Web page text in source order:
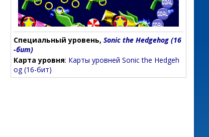
Специальный уровень, Sonic the Hedgehog (16
-бит)
Карта уровня: Карты уровней Sonic the Hedgeh
og (16-бит)